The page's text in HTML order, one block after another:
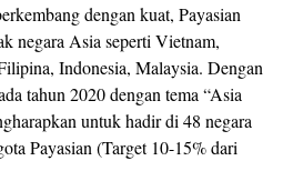
dengan kuat, Payasian
negara Asia seperti Vietnam,
Indonesia, Malaysia. Dengan
tahun 2020 dengan tema “Asia
untuk hadir di 48 negara
Payasian (Target 10-15% dari